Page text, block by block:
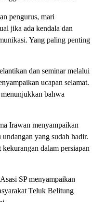
pengurus, mari
jika ada kendala dan
Yang paling penting
dan seminar melalui
ucapan selamat.
bahwa
Irawan menyampaikan
yang sudah hadir.
dalam persiapan
SP menyampaikan
Teluk Belitung